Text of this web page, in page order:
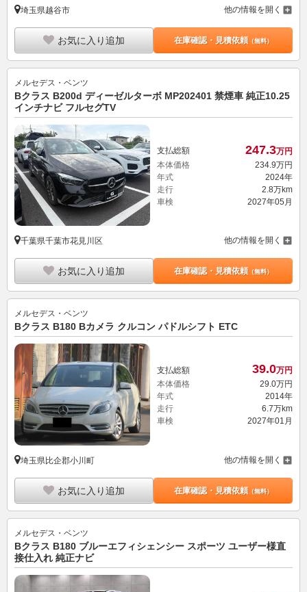
埼玉県越谷市 他の情報を開く
お気に入り追加 在庫確認・見積依頼（無料）
メルセデス・ベンツ
Bクラス B200d ディーゼルターボ MP202401 禁煙車 純正10.25
インチナビ フルセグTV
支払総額 247.3万円
本体価格
234. 9万円
年式
2024年
走行
2.8万km
車検
2027年05月
千葉県千葉市花見川区 他の情報を開く
お気に入り追加 在庫確認・見積依頼（無料）
メルセデス・ベンツ
Bクラス B180 Bカメラ クルコン パドルシフト ETC
支払総額 39.0万円
本体価格
29.0万円
年式
2014年
走行
6.7万km
車検
2027年01月
埼玉県比企郡小川町 他の情報を開く
お気に入り追加 在庫確認・見積依頼（無料）
メルセデス・ベンツ
Bクラス B180 ブルーエフィシェンシー スポーツ ユーザー様直
接仕入れ 純正ナビ